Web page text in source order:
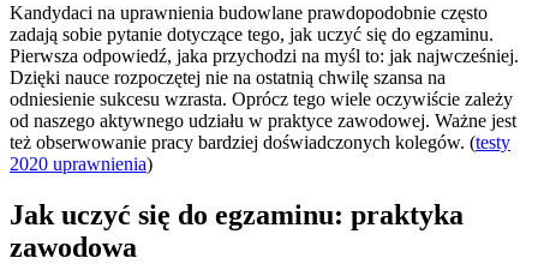
Kandydaci na uprawnienia budowlane prawdopodobnie często
zadają sobie pytanie dotyczące tego, jak uczyć się do egzaminu.
Pierwsza odpowiedź, jaka przychodzi na myśl to: jak najwcześniej.
Dzięki nauce rozpoczętej nie na ostatnią chwilę szansa na
odniesienie sukcesu wzrasta. Oprócz tego wiele oczywiście zależy
od naszego aktywnego udziału w praktyce zawodowej. Ważne jest
też obserwowanie pracy bardziej doświadczonych kolegów. (testy
2020 uprawnienia)
Jak uczyć się do egzaminu: praktyka
zawodowa